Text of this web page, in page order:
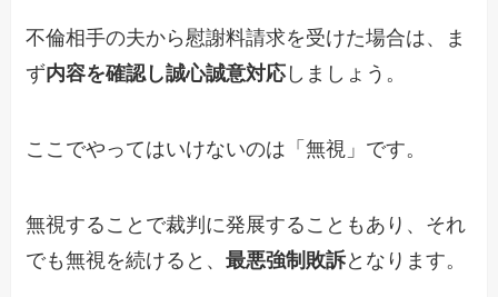
不倫相手の夫から慰謝料請求を受けた場合は、ま
ず内容を確認し誠心誠意対応しましょう。
ここでやってはいけないのは「無視」です。
無視することで裁判に発展することもあり、それ
でも無視を続けると、最悪強制敗訴となります。